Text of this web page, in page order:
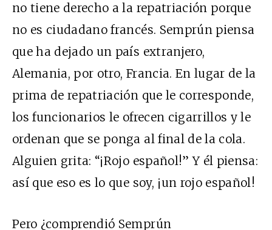
no tiene derecho a la repatriación porque
no es ciudadano francés. Semprún piensa
que ha dejado un país extranjero,
Alemania, por otro, Francia. En lugar de la
prima de repatriación que le corresponde,
los funcionarios le ofrecen cigarrillos y le
ordenan que se ponga al final de la cola.
Alguien grita: “¡Rojo español!” Y él piensa:
así que eso es lo que soy, ¡un rojo español!
Pero ¿comprendió Semprún